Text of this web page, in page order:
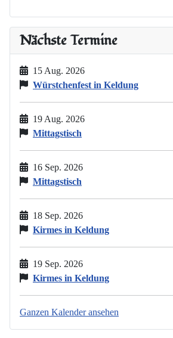
Nächste Termine
15 Aug. 2026
Würstchenfest in Keldung
19 Aug. 2026
Mittagstisch
16 Sep. 2026
Mittagstisch
18 Sep. 2026
Kirmes in Keldung
19 Sep. 2026
Kirmes in Keldung
Ganzen Kalender ansehen